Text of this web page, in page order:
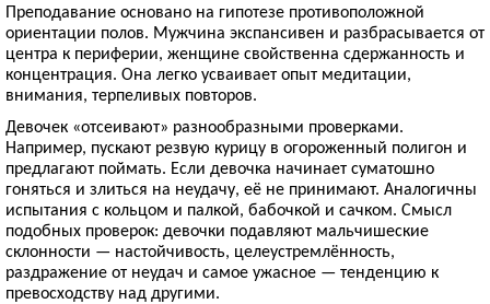
Преподавание основано на гипотезе противоположной
ориентации полов. Мужчина экспансивен и разбрасывается от
центра к периферии, женщине свойственна сдержанность и
концентрация. Она легко усваивает опыт медитации,
внимания, терпеливых повторов.
Девочек «отсеивают» разнообразными проверками.
Например, пускают резвую курицу в огороженный полигон и
предлагают поймать. Если девочка начинает суматошно
гоняться и злиться на неудачу, её не принимают. Аналогичны
испытания с кольцом и палкой, бабочкой и сачком. Смысл
подобных проверок: девочки подавляют мальчишеские
склонности — настойчивость, целеустремлённость,
раздражение от неудач и самое ужасное — тенденцию к
превосходству над другими.